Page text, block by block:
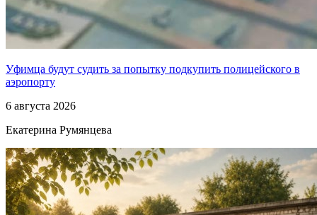
Уфимца будут судить за попытку подкупить полицейского в
аэропорту
6 августа 2026
Екатерина Румянцева